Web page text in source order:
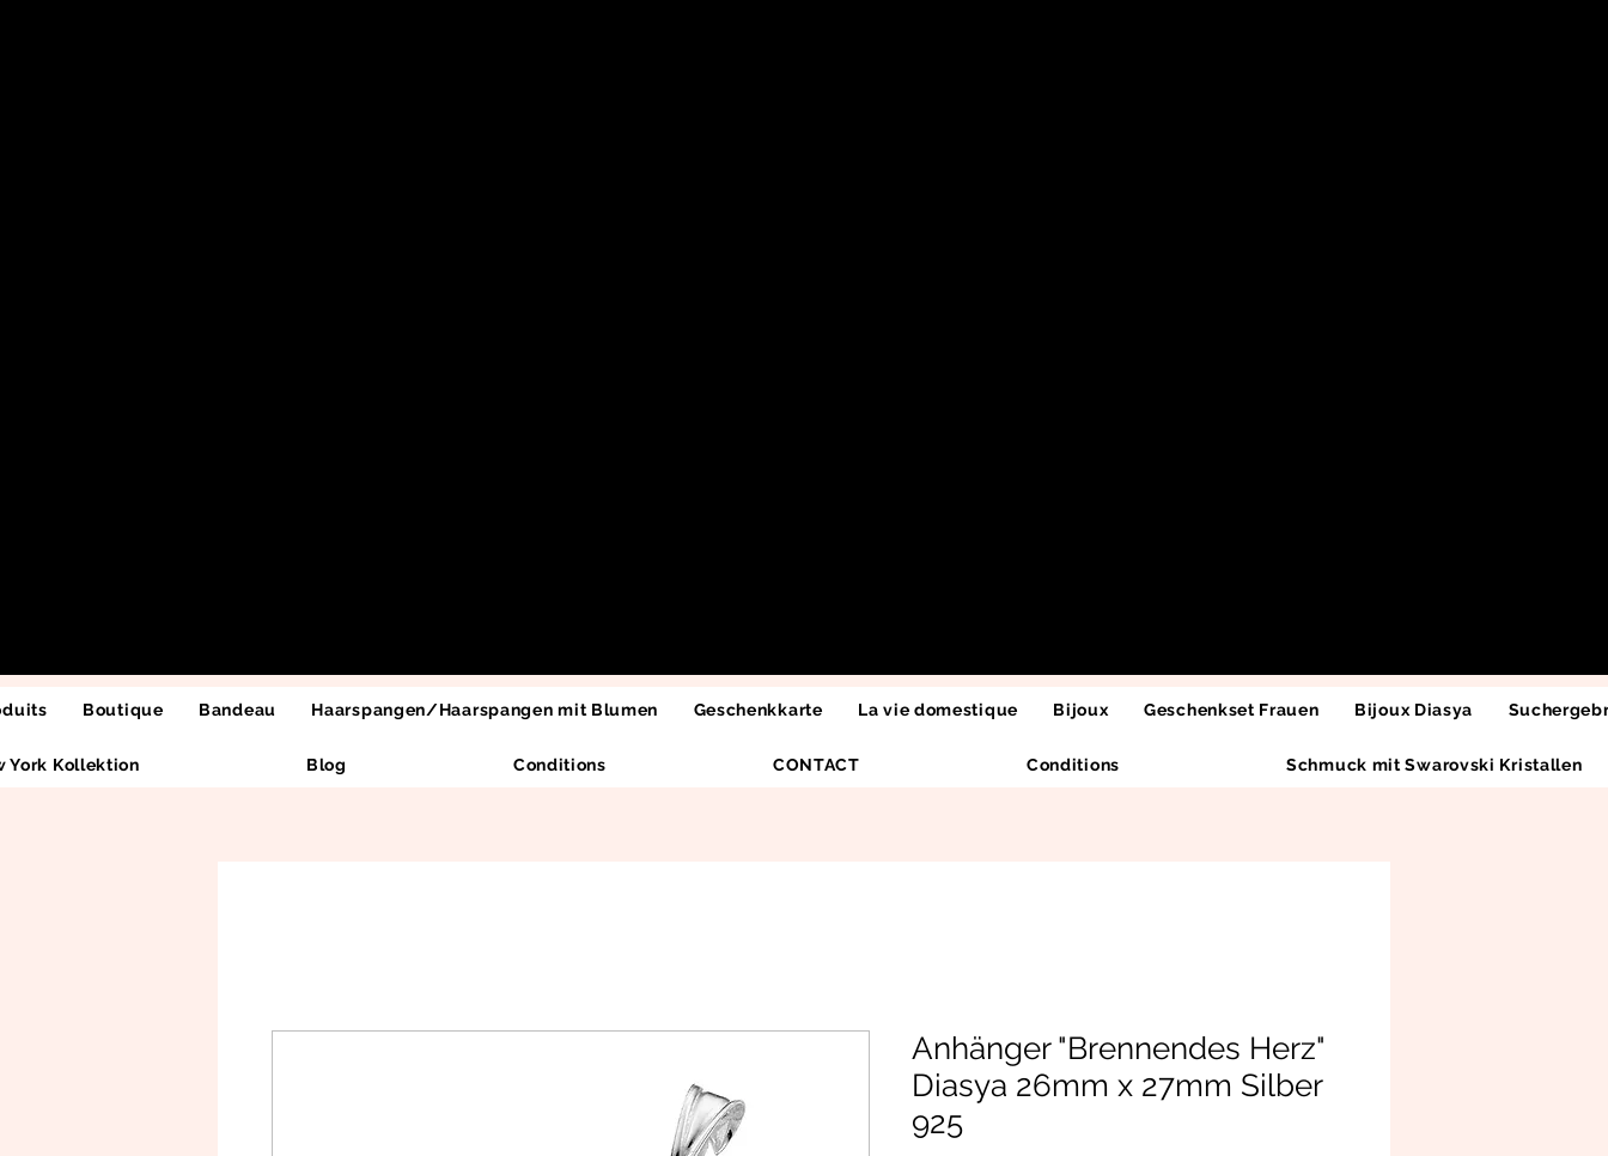
Boutique Bandeau Haarspangen/Haarspangen mit Blumen Geschenkkarte La vie domestique Bijoux Geschenkset Frauen Bijoux Diasya
York Kollektion Blog Conditions CONTACT Conditions Schmuck mit Swarovski Kristallen
Anhänger "Brennendes Herz"
Diasya 26mm x 27mm Silber
925